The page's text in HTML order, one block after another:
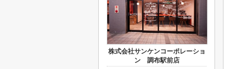
株式会社サンケンコーポレーショ
ン 調布駅前店